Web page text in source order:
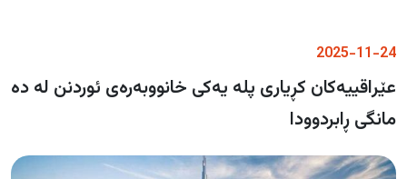
2025-11-24
عێراقییەکان کڕیاری پلە یەکی خانووبەرەی ئوردنن لە دە
مانگی ڕابردوودا